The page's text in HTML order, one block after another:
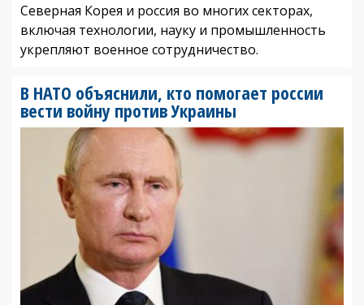
Северная Корея и россия во многих секторах,
включая технологии, науку и промышленность
укрепляют военное сотрудничество.
В НАТО объяснили, кто помогает россии
вести войну против Украины